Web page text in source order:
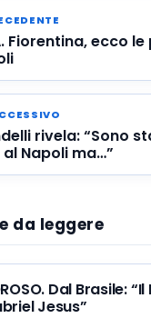
Fiorentina, ecco
rivela: “Sono
Napoli ma…”
da leggere
Dal Brasile: “Il
Jesus”